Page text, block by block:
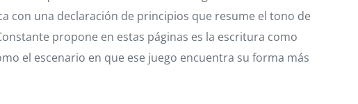
con una declaración de principios que resume el tono de
propone en estas páginas es la escritura como
el escenario en que ese juego encuentra su forma más